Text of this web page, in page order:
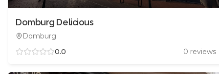
Domburg Delicious
Domburg
0.0
0 reviews